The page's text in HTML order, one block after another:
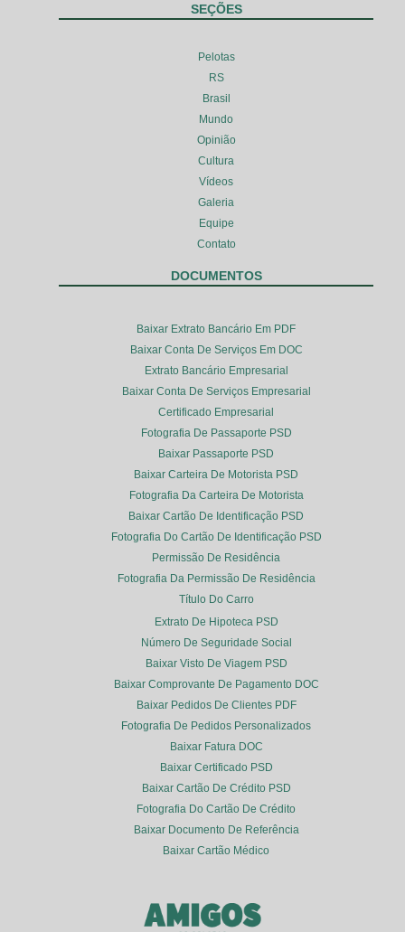
SEÇÕES
Pelotas
RS
Brasil
Mundo
Opinião
Cultura
Vídeos
Galeria
Equipe
Contato
DOCUMENTOS
Baixar Extrato Bancário Em PDF
Baixar Conta De Serviços Em DOC
Extrato Bancário Empresarial
Baixar Conta De Serviços Empresarial
Certificado Empresarial
Fotografia De Passaporte PSD
Baixar Passaporte PSD
Baixar Carteira De Motorista PSD
Fotografia Da Carteira De Motorista
Baixar Cartão De Identificação PSD
Fotografia Do Cartão De Identificação PSD
Permissão De Residência
Fotografia Da Permissão De Residência
Título Do Carro
Extrato De Hipoteca PSD
Número De Seguridade Social
Baixar Visto De Viagem PSD
Baixar Comprovante De Pagamento DOC
Baixar Pedidos De Clientes PDF
Fotografia De Pedidos Personalizados
Baixar Fatura DOC
Baixar Certificado PSD
Baixar Cartão De Crédito PSD
Fotografia Do Cartão De Crédito
Baixar Documento De Referência
Baixar Cartão Médico